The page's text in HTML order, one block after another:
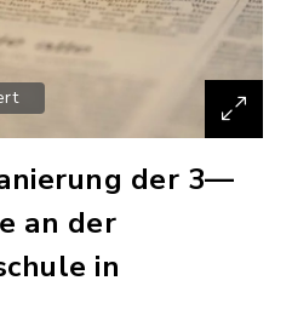
der 3—
an der
in